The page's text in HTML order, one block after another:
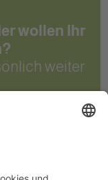
wollen Ihr
weiter